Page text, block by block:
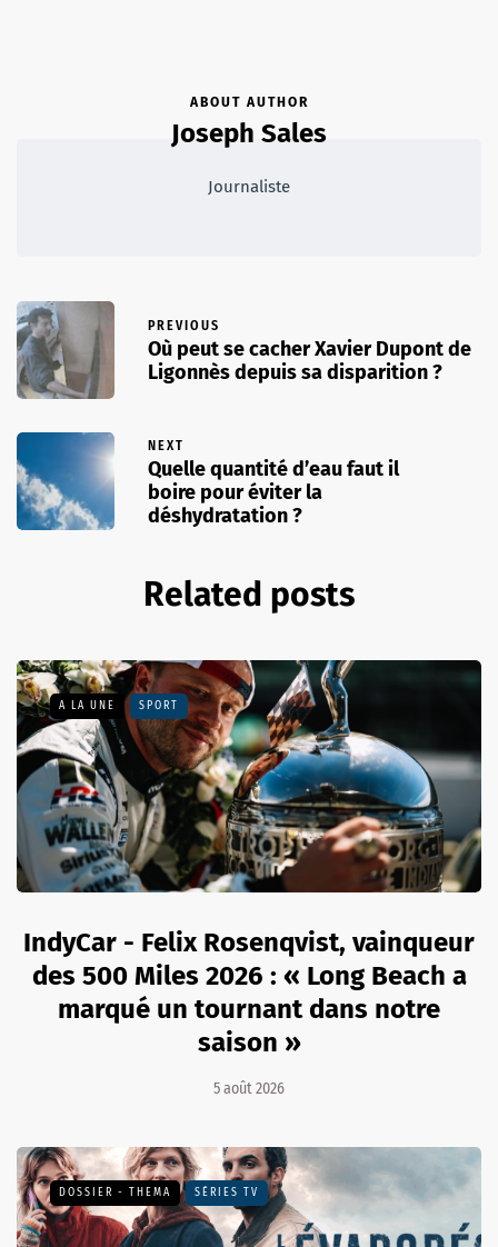
ABOUT AUTHOR
Joseph Sales
Journaliste
PREVIOUS
Où peut se cacher Xavier Dupont de
Ligonnès depuis sa disparition ?
NEXT
Quelle quantité d’eau faut il
boire pour éviter la
déshydratation ?
Related posts
A LA UNE SPORT
IndyCar - Felix Rosenqvist, vainqueur
des 500 Miles 2026 : « Long Beach a
marqué un tournant dans notre
saison »
5 août 2026
DOSSIER - THEMA SÉRIES TV